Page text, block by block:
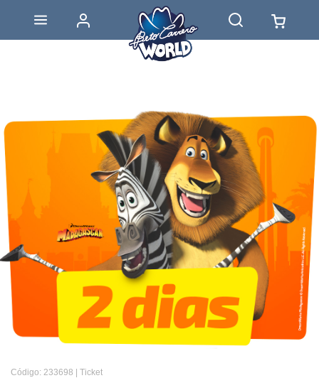
Código: 233698 | Ticket